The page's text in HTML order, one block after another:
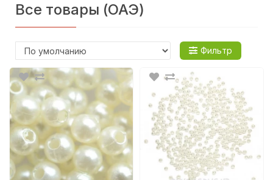
Применить
₸
Все товары (ОАЭ)
Фильтр